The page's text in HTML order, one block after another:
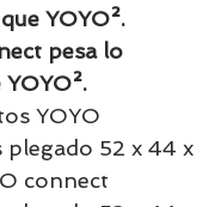
YOYO².
pesa lo
YOYO
plegado 52 x 44 x
connect